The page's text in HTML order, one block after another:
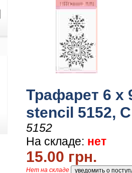
Трафарет 6 х
stencil 5152,
5152
На складе: нет
15.00 грн.
Нет на складе